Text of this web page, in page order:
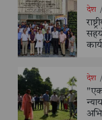
देश /
देश /
"एक